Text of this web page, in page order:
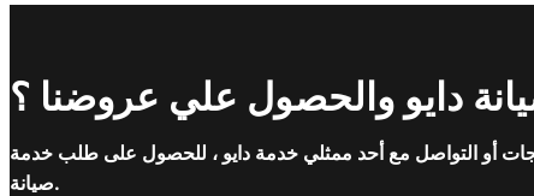
دايو والحصول علي عروضنا ؟
أو التواصل مع أحد ممثلي خدمة دايو ، للحصول على طلب خدمة
صيانة.